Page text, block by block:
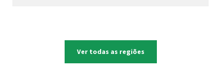
Ver todas as regiões